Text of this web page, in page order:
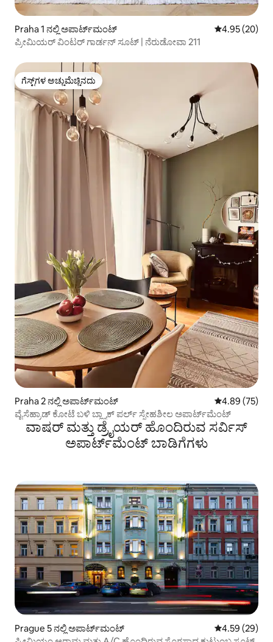
Praha 1 ನಲ್ಲಿ ಅಪಾರ್ಟ್‌ಮಂಟ್ 5 ರಲ್ಲಿ 4.95
4.95 (20)
ಪ್ರೀಮಿಯರ್ ವಿಂಟರ್ ಗಾರ್ಡನ್ ಸೂಟ್ | ನೆರುಡೋವಾ 211
ಗೆಸ್ಟ್‌ಗಳ ಅಚ್ಚುಮೆಚ್ಚಿನದು
ಗೆಸ್ಟ್‌ಗಳ ಅಚ್ಚುಮೆಚ್ಚಿನದು
Praha 2 ನಲ್ಲಿ ಅಪಾರ್ಟ್‌ಮಂಟ್ 5 ರಲ್ಲಿ 4.89
4.89 (75)
ವೈಸೆಹ್ರಾಡ್ ಕೋಟೆ ಬಳಿ ಬ್ಲ್ಯಾಕ್ ಪರ್ಲ್ ಸ್ನೇಹಶೀಲ ಅಪಾರ್ಟ್‌ಮೆಂಟ್
ವಾಷರ್ ಮತ್ತು ಡ್ರೈಯರ್ ಹೊಂದಿರುವ ಸರ್ವಿಸ್
ಅಪಾರ್ಟ್‌ಮೆಂಟ್ ಬಾಡಿಗೆಗಳು
Prague 5 ನಲ್ಲಿ ಅಪಾರ್ಟ್‌ಮಂಟ್ 5 ರಲ್ಲಿ 4.59
4.59 (29)